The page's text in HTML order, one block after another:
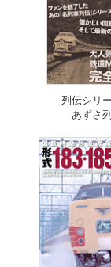
列伝シリ
あずさ